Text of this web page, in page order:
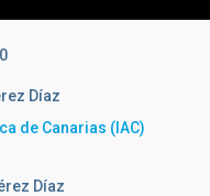
Díaz
de Canarias (IAC)
Díaz